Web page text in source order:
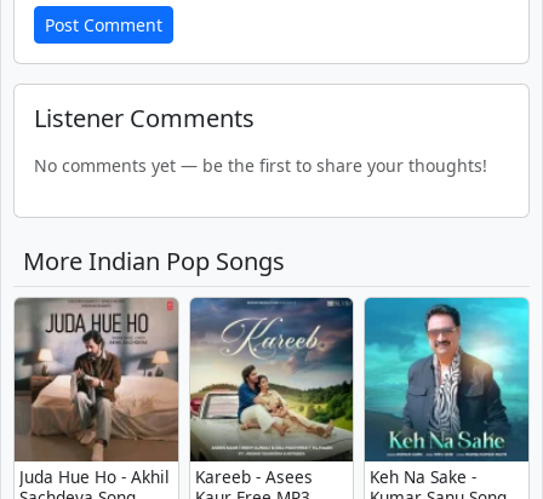
Post Comment
Listener Comments
No comments yet — be the first to share your thoughts!
More Indian Pop Songs
Juda Hue Ho - Akhil
Kareeb - Asees
Keh Na Sake -